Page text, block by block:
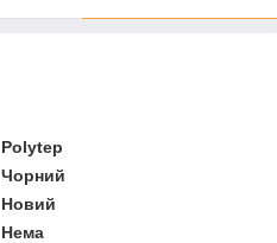
Polytep
Чорний
Новий
Нема